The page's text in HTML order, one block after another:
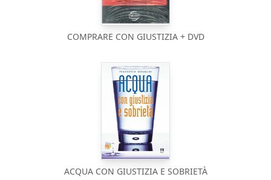
COMPRARE CON GIUSTIZIA + DVD
ACQUA CON GIUSTIZIA E SOBRIETÀ